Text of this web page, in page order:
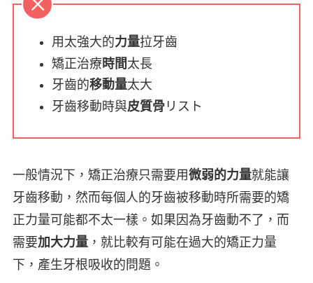
用太強大的力量拉牙齒
矯正治療時間 太長
牙齒的移動量太大
牙齒移動時與皮質骨リスト
一般情況下，矯正治療只需要用微弱的力量就能讓
牙齒移動，然而每個人的牙齒被移動時所需要的矯
正力量可能都不太一樣。如果因為牙齒動不了，而
需要加大力量，就比較有可能在過大的矯正力量
下，產生牙根吸收的問題。